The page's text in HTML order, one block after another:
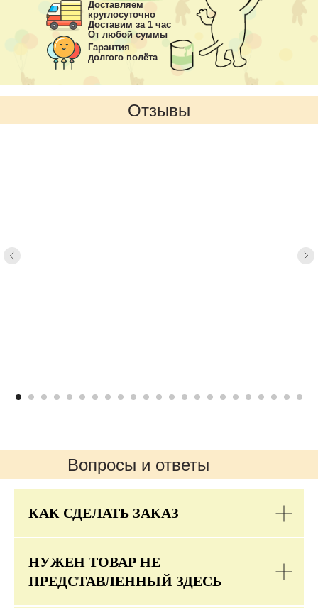
Доставляем
круглосуточно
Доставим за 1 час
От любой суммы
Гарантия
долгого полёта
Отзывы
Вопросы и ответы
КАК СДЕЛАТЬ ЗАКАЗ
НУЖЕН ТОВАР НЕ
ПРЕДСТАВЛЕННЫЙ ЗДЕСЬ